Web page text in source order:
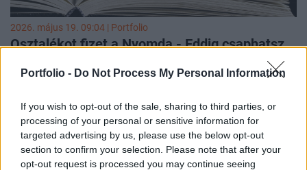
Portfolio - Do Not Process My Personal Information
If you wish to opt-out of the sale, sharing to third parties, or
processing of your personal or sensitive information for
targeted advertising by us, please use the below opt-out
section to confirm your selection. Please note that after your
opt-out request is processed you may continue seeing
2026. május 19. 09:04 | Portfolio
Osztalékot fizet a Nyomda - Eddig csaphatsz
Osztalékot fizet a Nyomda, aki pedig részesedni szeretne,
legyen a számláján.